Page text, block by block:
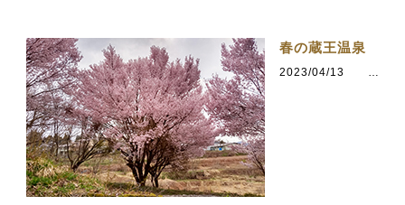
春の蔵王温泉
2023/04/13